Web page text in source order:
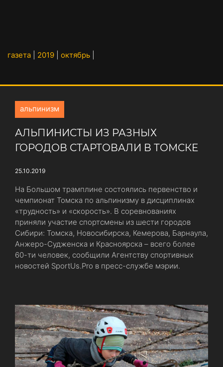
газета 2019 октябрь
альпинизм
АЛЬПИНИСТЫ ИЗ РАЗНЫХ
ГОРОДОВ СТАРТОВАЛИ В ТОМСКЕ
25.10.2019
На Большом трамплине состоялись первенство и
чемпионат Томска по альпинизму в дисциплинах
«трудность» и «скорость». В соревнованиях
приняли участие спортсмены из шести городов
Сибири: Томска, Новосибирска, Кемерова, Барнаула,
Анжеро-Судженска и Красноярска – всего более
60-ти человек, сообщили Агентству спортивных
новостей SportUs.Pro в пресс-службе мэрии.